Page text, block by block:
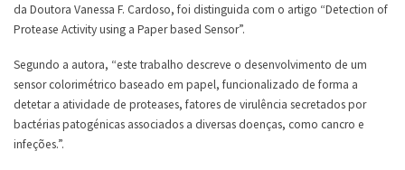
da Doutora Vanessa F. Cardoso, foi distinguida com o artigo “Detection of
Protease Activity using a Paper based Sensor”.
Segundo a autora, “este trabalho descreve o desenvolvimento de um
sensor colorimétrico baseado em papel, funcionalizado de forma a
detetar a atividade de proteases, fatores de virulência secretados por
bactérias patogénicas associados a diversas doenças, como cancro e
infeções.”.